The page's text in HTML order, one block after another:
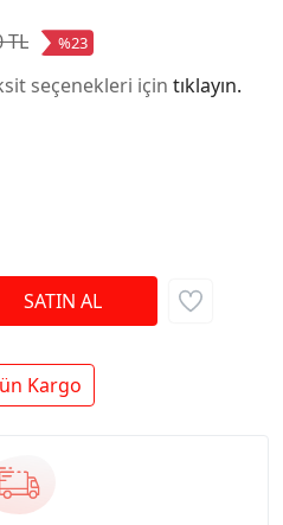
TL %23
seçenekleri için tıklayın.
Kargo